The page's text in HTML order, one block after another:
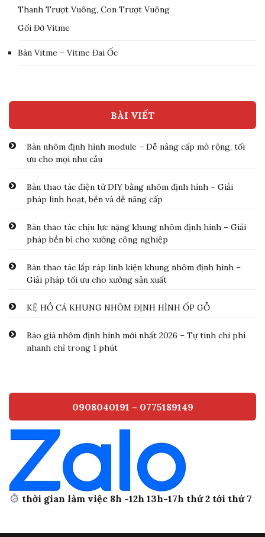
Thanh Trượt Vuông, Con Trượt Vuông
Gối Đỡ Vitme
Bàn Vitme – Vitme Đai Ốc
BÀI VIẾT
Bàn nhôm định hình module – Dễ nâng cấp mở rộng, tối
ưu cho mọi nhu cầu
Bàn thao tác điện tử DIY bằng nhôm định hình – Giải
pháp linh hoạt, bền và dễ nâng cấp
Bàn thao tác chịu lực nặng khung nhôm định hình – Giải
pháp bền bỉ cho xưởng công nghiệp
Bàn thao tác lắp ráp linh kiện khung nhôm định hình –
Giải pháp tối ưu cho xưởng sản xuất
KỆ HỒ CÁ KHUNG NHÔM ĐỊNH HÌNH ỐP GỖ
Báo giá nhôm định hình mới nhất 2026 – Tự tính chi phí
nhanh chỉ trong 1 phút
0908040191 – 0775189149
thời gian làm việc 8h -12h 13h-17h thứ 2 tới thứ 7